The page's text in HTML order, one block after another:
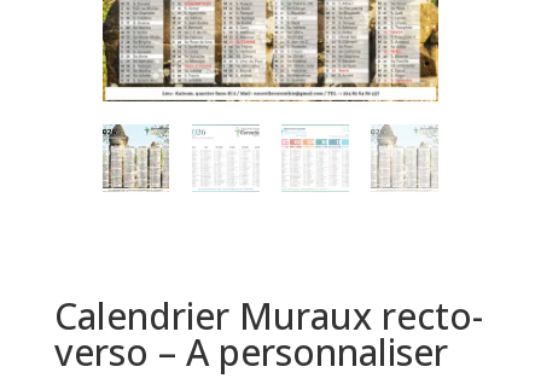
Calendrier Muraux recto-
verso – A personnaliser